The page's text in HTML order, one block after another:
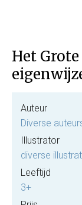
Het
Auteur
Diverse
Illustrator
diverse
Leeftijd
3+